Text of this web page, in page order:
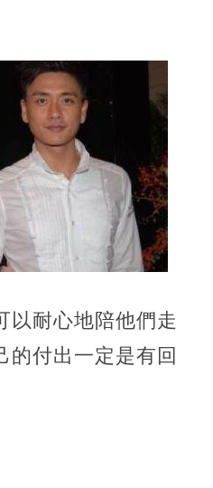
以耐心地陪他們走
的付出一定是有回